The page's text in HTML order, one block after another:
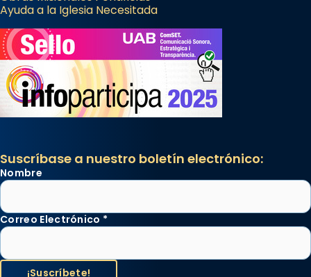
Ayuda a la Iglesia Necesitada
Suscríbase a nuestro boletín electrónico:
Nombre
Correo Electrónico *